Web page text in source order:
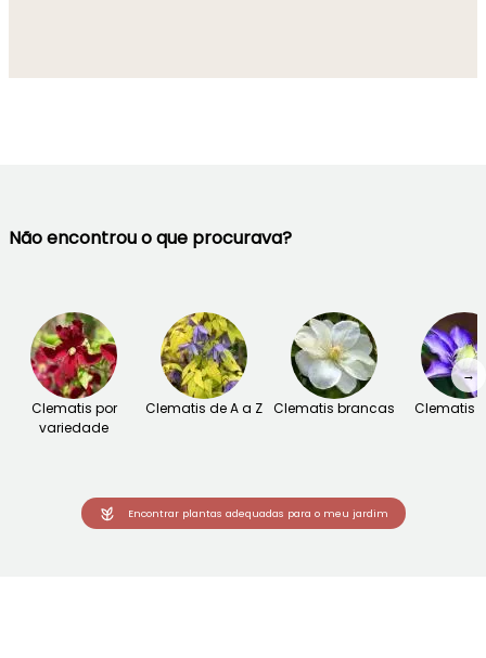
Não encontrou o que procurava?
Clematis por
variedade
Clematis de A a Z Clematis brancas Clematis
→
Encontrar plantas adequadas para o meu jardim